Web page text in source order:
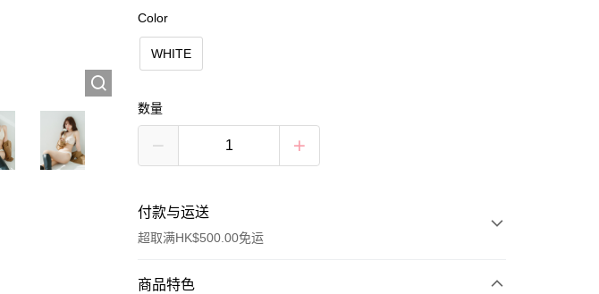
Color
WHITE
数量
付款与运送
超取满HK$500.00免运
付款方式
商品特色